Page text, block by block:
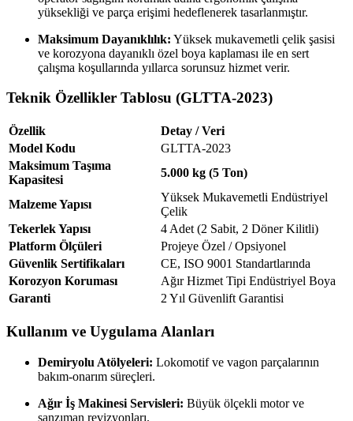
yüksekliği ve parça erişimi hedeflenerek tasarlanmıştır.
Maksimum Dayanıklılık: Yüksek mukavemetli çelik şasisi
ve korozyona dayanıklı özel boya kaplaması ile en sert
çalışma koşullarında yıllarca sorunsuz hizmet verir.
Teknik Özellikler Tablosu (GLTTA-2023)
Özellik
Detay / Veri
Model Kodu
GLTTA-2023
Maksimum Taşıma
Kapasitesi
5.000 kg (5 Ton)
Malzeme Yapısı
Yüksek Mukavemetli Endüstriyel
Çelik
Tekerlek Yapısı
4 Adet (2 Sabit, 2 Döner Kilitli)
Platform Ölçüleri
Projeye Özel / Opsiyonel
Güvenlik Sertifikaları
CE, ISO 9001 Standartlarında
Korozyon Koruması
Ağır Hizmet Tipi Endüstriyel Boya
Garanti
2 Yıl Güvenlift Garantisi
Kullanım ve Uygulama Alanları
Demiryolu Atölyeleri: Lokomotif ve vagon parçalarının
bakım-onarım süreçleri.
Ağır İş Makinesi Servisleri: Büyük ölçekli motor ve
şanzıman revizyonları.